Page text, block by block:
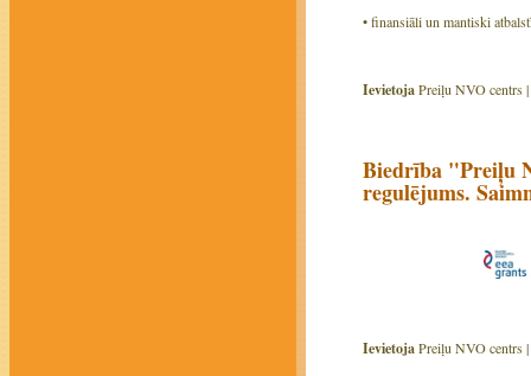
• finansiāli un mantiski
IevietojaPreiļu NVO centrs |
Biedrība "Preiļu
regulējums.
IevietojaPreiļu NVO centrs |